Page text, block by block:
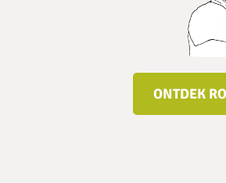
ONTDEK